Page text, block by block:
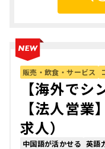
販売・飲食・サービス
【海外でシ
【法人営
求人）
中国語が活かせる 英語